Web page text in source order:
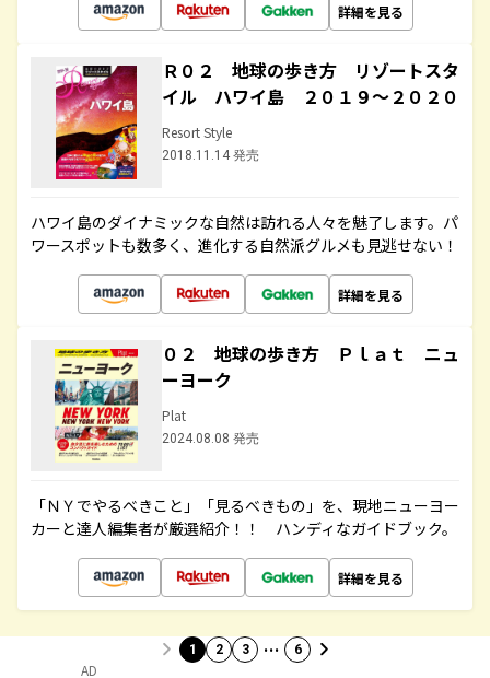
詳細を見る
Ｒ０２ 地球の歩き方 リゾートスタ
イル ハワイ島 ２０１９～２０２０
Resort Style
2018.11.14 発売
ハワイ島のダイナミックな自然は訪れる人々を魅了します。パ
ワースポットも数多く、進化する自然派グルメも見逃せない！
詳細を見る
０２ 地球の歩き方 Ｐｌａｔ ニュ
ーヨーク
Plat
2024.08.08 発売
「ＮＹでやるべきこと」「見るべきもの」を、現地ニューヨー
カーと達人編集者が厳選紹介！！ ハンディなガイドブック。
詳細を見る
1 2 3 … 6
AD